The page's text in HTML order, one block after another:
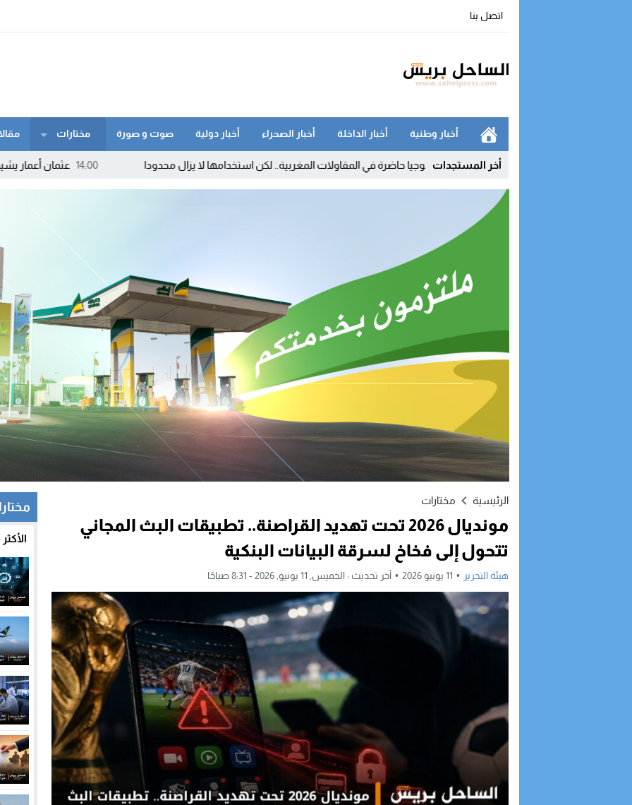
اتصل بنا
أخبار وطنية أخبار الداخلة أخبار الصحراء أخبار دولية صوت و صورة مختارات
أخر المستجدات 14:00 عثمان أعمار يشيد بجهود البنك الدولي: التكنولوجيا حاضرة في المقاولات المغربية.. لكن استخدامها لا يزال محدودا
الرئيسية مختارات
مونديال 2026 تحت تهديد القراصنة.. تطبيقات البث المجاني
تتحول إلى فخاخ لسرقة البيانات البنكية
هيئة التحرير 11 يونيو 2026 آخر تحديث : الخميس, 11 يونيو, 2026 - 8:31 صباحًا